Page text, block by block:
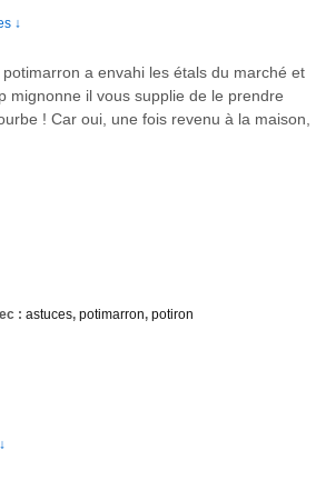
↓
a envahi les étals du marché et
mignonne il vous supplie de le prendre
! Car oui, une fois revenu à la maison,
: astuces, potimarron, potiron